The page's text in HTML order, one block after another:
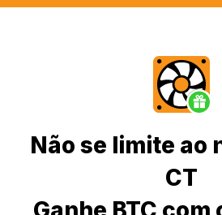
Não se limite ao
CT